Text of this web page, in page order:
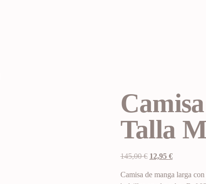
Talla
145,00€ 12,95 €
Camisa de manga larga